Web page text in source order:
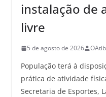
instalação de
livre
5 de agosto de 2026
População terá à
prática de atividade
Secretaria de Esportes,